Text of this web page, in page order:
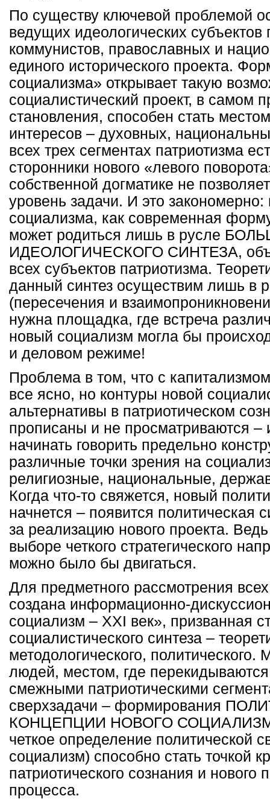
По существу ключевой проблемой
ведущих идеологических субъектов
коммунистов, православных и
единого исторического проекта.
социализма» открывает такую
социалистический проект, в самом
становления, способен стать
интересов – духовных,
всех трех сегментах патриотизма
сторонники нового «левого
собственной догматике не
уровень задачи. И это закономерно:
социализма, как современная
может родиться лишь в русле
ИДЕОЛОГИЧЕСКОГО СИНТЕЗА,
всех субъектов патриотизма.
данный синтез осуществим лишь в
(пересечения и
нужна площадка, где встреча
новый социализм могла бы
и деловом режиме!
Проблема в том, что с
все ясно, но контуры новой
альтернативы в патриотическом
прописаны и не просматриваются –
начинать говорить предельно
различные точки зрения на
религиозные, национальные,
Когда что-то свяжется, новый
начнется – появится политическая
за реализацию нового проекта.
выборе четкого стратегического
можно было бы двигаться.
Для предметного рассмотрения
создана информационно-
социализм – XXI век», призванная
социалистического синтеза –
методологического,
людей, местом, где
смежными патриотическими
сверхзадачи – формирования
КОНЦЕПЦИИ НОВОГО
четкое определение политической
социализм) способно стать точкой
патриотического сознания и нового
процесса.